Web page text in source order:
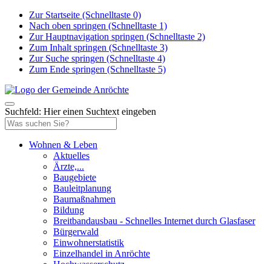
Zur Startseite (Schnelltaste 0)
Nach oben springen (Schnelltaste 1)
Zur Hauptnavigation springen (Schnelltaste 2)
Zum Inhalt springen (Schnelltaste 3)
Zur Suche springen (Schnelltaste 4)
Zum Ende springen (Schnelltaste 5)
Suchfeld: Hier einen Suchtext eingeben
Wohnen & Leben
Aktuelles
Ärzte,...
Baugebiete
Bauleitplanung
Baumaßnahmen
Bildung
Breitbandausbau - Schnelles Internet durch Glasfaser
Bürgerwald
Einwohnerstatistik
Einzelhandel in Anröchte